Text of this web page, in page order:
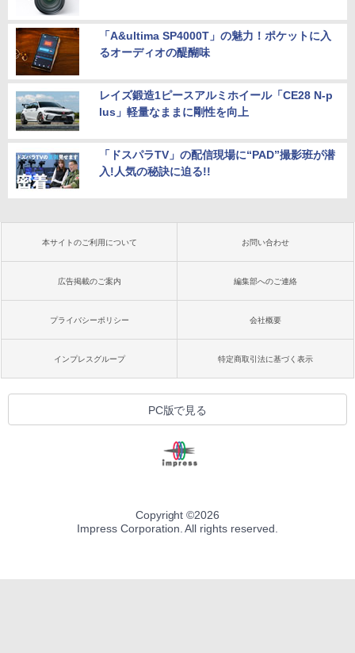
「A&ultima SP4000T」の魅力！ポケットに入
るオーディオの醍醐味
レイズ鍛造1ピースアルミホイール「CE28 N-p
lus」軽量なままに剛性を向上
「ドスパラTV」の配信現場に“PAD”撮影班が潜
入!人気の秘訣に迫る!!
本サイトのご利用について お問い合わせ
広告掲載のご案内 編集部へのご連絡
プライバシーポリシー 会社概要
インプレスグループ 特定商取引法に基づく表示
PC版で見る
Copyright ©2026
Impress Corporation. All rights reserved.